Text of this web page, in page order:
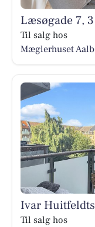
Læsøgade 7,
Til salg hos
Mæglerhuset
Ivar Huitfeldts
Til salg hos